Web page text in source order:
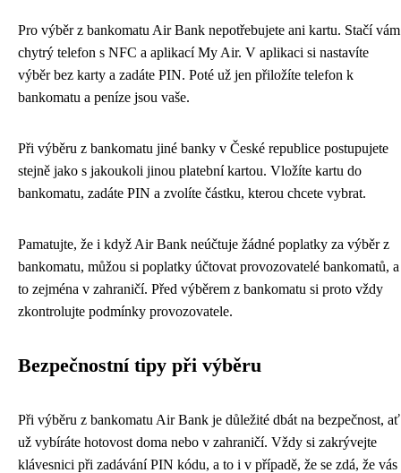
Pro výběr z bankomatu Air Bank nepotřebujete ani kartu. Stačí vám
chytrý telefon s NFC a aplikací My Air. V aplikaci si nastavíte
výběr bez karty a zadáte PIN. Poté už jen přiložíte telefon k
bankomatu a peníze jsou vaše.
Při výběru z bankomatu jiné banky v České republice postupujete
stejně jako s jakoukoli jinou platební kartou. Vložíte kartu do
bankomatu, zadáte PIN a zvolíte částku, kterou chcete vybrat.
Pamatujte, že i když Air Bank neúčtuje žádné poplatky za výběr z
bankomatu, můžou si poplatky účtovat provozovatelé bankomatů, a
to zejména v zahraničí. Před výběrem z bankomatu si proto vždy
zkontrolujte podmínky provozovatele.
Bezpečnostní tipy při výběru
Při výběru z bankomatu Air Bank je důležité dbát na bezpečnost, ať
už vybíráte hotovost doma nebo v zahraničí. Vždy si zakrývejte
klávesnici při zadávání PIN kódu, a to i v případě, že se zdá, že vás